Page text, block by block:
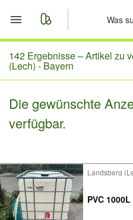
Start
Merkliste
Nachrichten
142 Ergebnisse –Artikel zu
(Lech) - Bayern
Die gewünschte
verfügbar.
Landsberg
PVC